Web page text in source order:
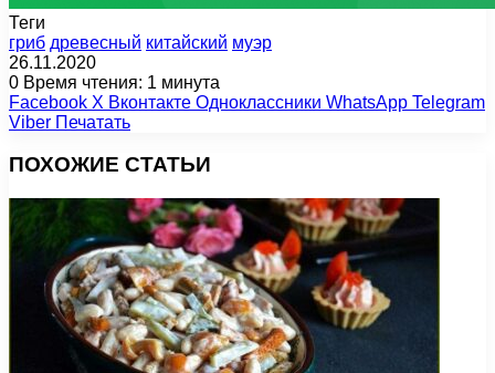
Теги
гриб древесный китайский муэр
26.11.2020
0 Время чтения: 1 минута
Facebook X Вконтакте Одноклассники WhatsApp Telegram
Viber Печатать
ПОХОЖИЕ СТАТЬИ